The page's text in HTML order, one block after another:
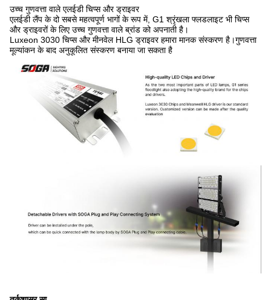
उच्च गुणवत्ता वाले एलईडी चिप्स और ड्राइवर
एलईडी लैंप के दो सबसे महत्वपूर्ण भागों के रूप में, G1 श्रृंखला फ्लडलाइट भी चिप्स
और ड्राइवरों के लिए उच्च गुणवत्ता वाले ब्रांड को अपनाती है।
Luxeon 3030 चिप्स और मीनवेल HLG ड्राइवर हमारा मानक संस्करण है।गुणवत्ता
मूल्यांकन के बाद अनुकूलित संस्करण बनाया जा सकता है